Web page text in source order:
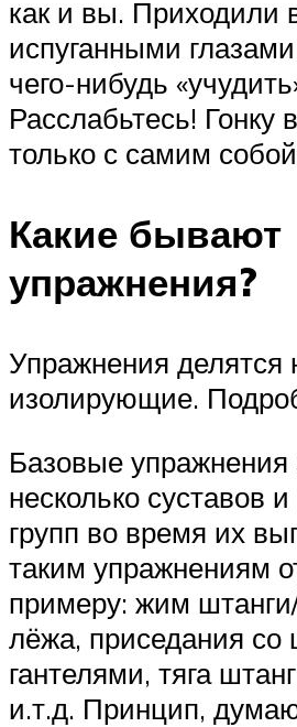
как и вы. Приходили
испуганными
чего-нибудь
Расслабьтесь! Гонку
только с самим
Какие бывают
упражнения?
Упражнения делятся
изолирующие.
Базовые упражнения
несколько суставов
групп во время их
таким упражнениям
примеру: жим
лёжа, приседания со
гантелями, тяга
и.т.д. Принцип,